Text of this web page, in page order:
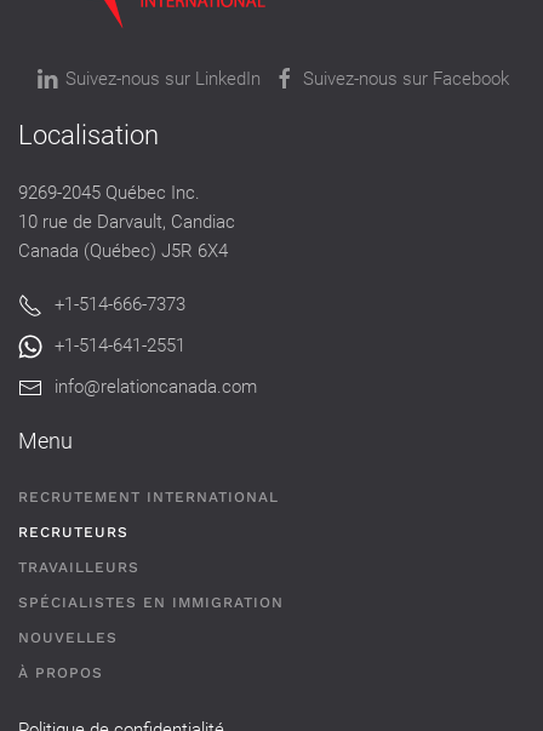
Suivez-nous sur LinkedIn Suivez-nous sur Facebook
Localisation
9269-2045 Québec Inc.
10 rue de Darvault, Candiac
Canada (Québec) J5R 6X4
+1-514-666-7373
+1-514-641-2551
info@relationcanada.com
Menu
RECRUTEMENT INTERNATIONAL
RECRUTEURS
TRAVAILLEURS
SPÉCIALISTES EN IMMIGRATION
NOUVELLES
À PROPOS